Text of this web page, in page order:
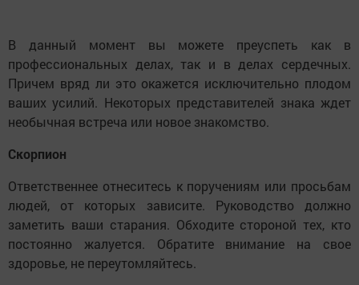
В данный момент вы можете преуспеть как в
профессиональных делах, так и в делах сердечных.
Причем вряд ли это окажется исключительно плодом
ваших усилий. Некоторых представителей знака ждет
необычная встреча или новое знакомство.
Скорпион
Ответственнее отнеситесь к поручениям или просьбам
людей, от которых зависите. Руководство должно
заметить ваши старания. Обходите стороной тех, кто
постоянно жалуется. Обратите внимание на свое
здоровье, не переутомляйтесь.